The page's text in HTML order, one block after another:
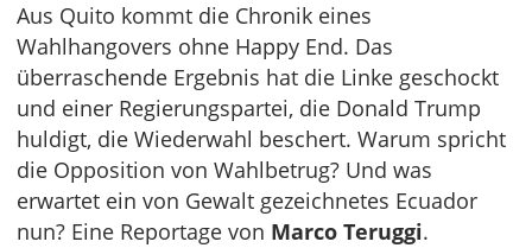
Aus Quito kommt die Chronik eines
Wahlhangovers ohne Happy End. Das
überraschende Ergebnis hat die Linke geschockt
und einer Regierungspartei, die Donald Trump
huldigt, die Wiederwahl beschert. Warum spricht
die Opposition von Wahlbetrug? Und was
erwartet ein von Gewalt gezeichnetes Ecuador
nun? Eine Reportage von Marco Teruggi.